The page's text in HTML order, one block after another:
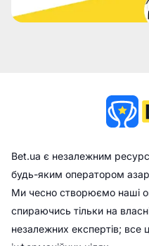
Bet.ua є незалежним
будь-яким оператором
Ми чесно створюємо наші
спираючись тільки на
незалежних експертів; все